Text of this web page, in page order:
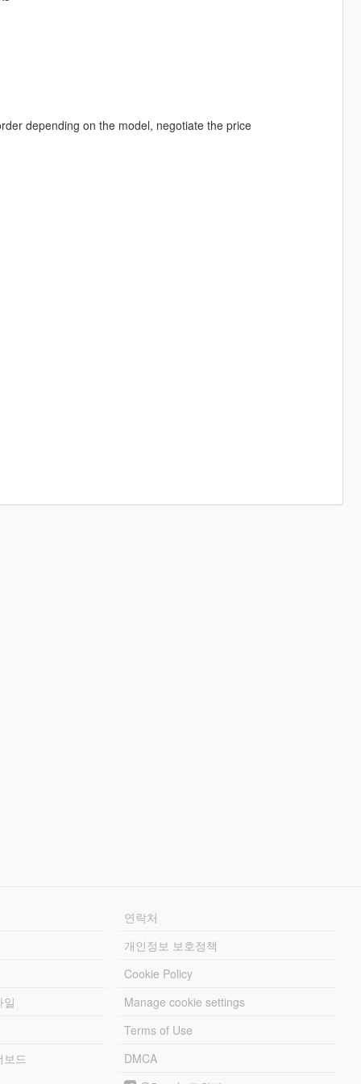
depending on the model, negotiate the price
보드
연락처
개인정보 보호정책
Cookie Policy
Manage cookie settings
Terms of Use
DMCA